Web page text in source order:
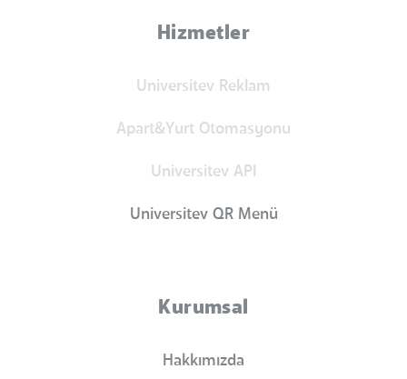
Hizmetler
Universitev Reklam
Apart&Yurt Otomasyonu
Universitev API
Universitev QR Menü
Kurumsal
Hakkımızda